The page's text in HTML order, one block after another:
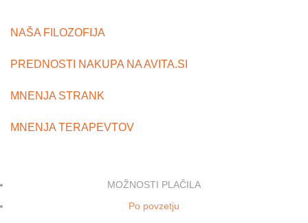
NAŠA FILOZOFIJA
PREDNOSTI NAKUPA NA AVITA.SI
MNENJA STRANK
MNENJA TERAPEVTOV
MOŽNOSTI PLAČILA
Po povzetju